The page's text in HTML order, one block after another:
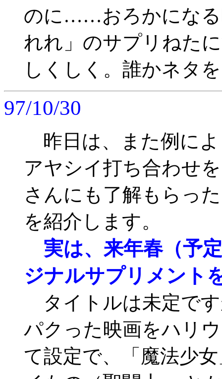
のに……おろかになる
れれ」のサプリねた
しくしく。誰かネタ
97/10/30
昨日は、また例に
アヤシイ打ち合わせ
さんにも了解もらっ
を紹介します。
実は、来年春（予
ジナルサプリメント
タイトルは未定で
パクった映画をハリ
て設定で、「魔法少